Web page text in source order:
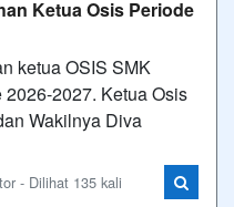
Ketua Osis Periode
ketua OSIS SMK
2027. Ketua Osis
Wakilnya Diva
- Dilihat 135 kali